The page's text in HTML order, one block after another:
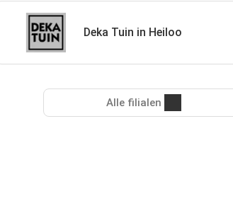
Deka Tuin in Heiloo
Alle filialen